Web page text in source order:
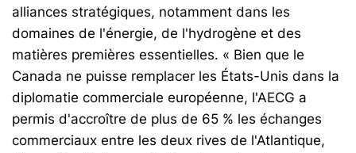
alliances stratégiques, notamment dans les
domaines de l'énergie, de l'hydrogène et des
matières premières essentielles. « Bien que le
Canada ne puisse remplacer les États-Unis dans la
diplomatie commerciale européenne, l'AECG a
permis d'accroître de plus de 65 % les échanges
commerciaux entre les deux rives de l'Atlantique,